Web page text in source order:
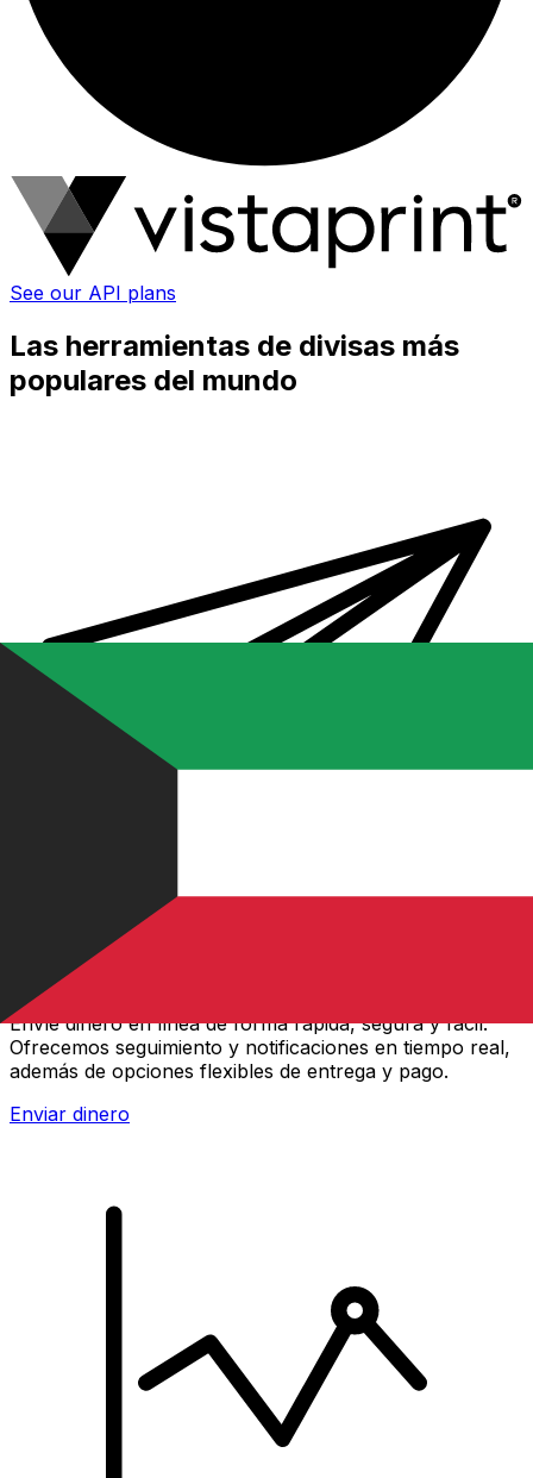
See our API plans
Las herramientas de divisas más
populares del mundo
Transferencias de dinero internacionales Xe
Envíe dinero en línea de forma rápida, segura y fácil.
Ofrecemos seguimiento y notificaciones en tiempo real,
además de opciones flexibles de entrega y pago.
Enviar dinero